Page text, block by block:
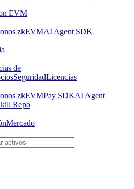
EVM
zkEVMAI Agent SDK
de
SeguridadLicencias
zkEVMPay SDKAI Agent
Repo
Mercado